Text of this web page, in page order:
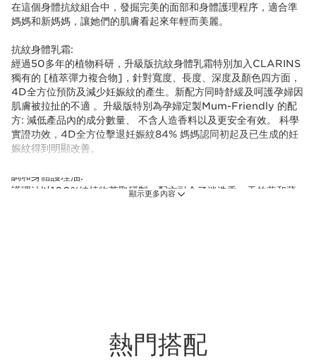
顯示更多內容
在這個身體抗紋組合中，發掘完美的面部和身體護理程序，適合準
媽媽和新媽媽，讓她們的肌膚看起來年輕而美麗。
抗紋身體乳霜:
經過50多年的植物科研，升級版抗紋身體乳霜特別加入CLARINS
獨有的 [植萃彈力複合物]，針對寬度、長度、深度及顏色四方面，
4D全方位預防及減少妊娠紋的產生。新配方同時舒緩及呵護孕婦因
肌膚被拉扯的不適 。升級版特別為孕婦定製Mum-Friendly 的配
方: 減低產品內的成分數量、 不含人造香料以及更安全有效。 科學
實證功效，4D全方位擊退妊娠紋84% 媽媽認同初起及已生成的妊
娠紋得到明顯改善。
調和身體護理油:
護理油以100%純植物萃取研製，配方融合了迷迭香、天竺葵和薄
熱門搭配